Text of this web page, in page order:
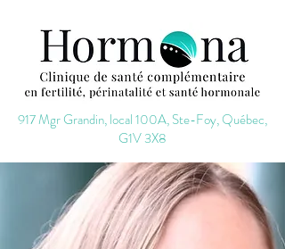
917 Mgr Grandin, local 100A, Ste-Foy, Québec,
G1V 3X8